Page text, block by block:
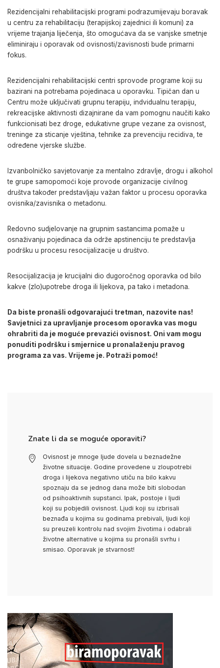
Rezidencijalni rehabilitacijski programi podrazumijevaju boravak
u centru za rehabilitaciju (terapijskoj zajednici ili komuni) za
vrijeme trajanja liječenja, što omogućava da se vanjske smetnje
eliminiraju i oporavak od ovisnosti/zavisnosti bude primarni
fokus.
Rezidencijalni rehabilitacijski centri sprovode programe koji su
bazirani na potrebama pojedinaca u oporavku. Tipičan dan u
Centru može uključivati grupnu terapiju, indvidualnu terapiju,
rekreacijske aktivnosti dizajnirane da vam pomognu naučiti kako
funkcionisati bez droge, edukativne grupe vezane za ovisnost,
treninge za sticanje vještina, tehnike za prevenciju recidiva, te
određene vjerske službe.
Izvanbolničko savjetovanje za mentalno zdravlje, drogu i alkohol
te grupe samopomoći koje provode organizacije civilnog
društva također predstavljaju važan faktor u procesu oporavka
ovisnika/zavisnika o metadonu.
Redovno sudjelovanje na grupnim sastancima pomaže u
osnaživanju pojedinaca da održe apstinenciju te predstavlja
podršku u procesu resocijalizacije u društvo.
Resocijalizacija je krucijalni dio dugoročnog oporavka od bilo
kakve (zlo)upotrebe droga ili lijekova, pa tako i metadona.
Da biste pronašli odgovarajući tretman, nazovite nas!
Savjetnici za upravljanje procesom oporavka vas mogu
ohrabriti da je moguće prevazići ovisnost. Oni vam mogu
ponuditi podršku i smjernice u pronalaženju pravog
programa za vas. Vrijeme je. Potraži pomoć!
Znate li da se moguće oporaviti?
Ovisnost je mnoge ljude dovela u beznadežne
životne situacije. Godine provedene u zloupotrebi
droga i lijekova negativno utiču na bilo kakvu
spoznaju da se jednog dana može biti slobodan
od psihoaktivnih supstanci. Ipak, postoje i ljudi
koji su pobjedili ovisnost. Ljudi koji su izbrisali
beznađa u kojima su godinama prebivali, ljudi koji
su preuzeli kontrolu nad svojim životima i odabrali
životne alternative u kojima su pronašli svrhu i
smisao. Oporavak je stvarnost!